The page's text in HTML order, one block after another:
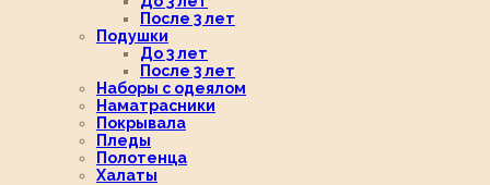
После 3 лет
Подушки
До 3 лет
После 3 лет
Наборы с одеялом
Наматрасники
Покрывала
Пледы
Полотенца
Халаты